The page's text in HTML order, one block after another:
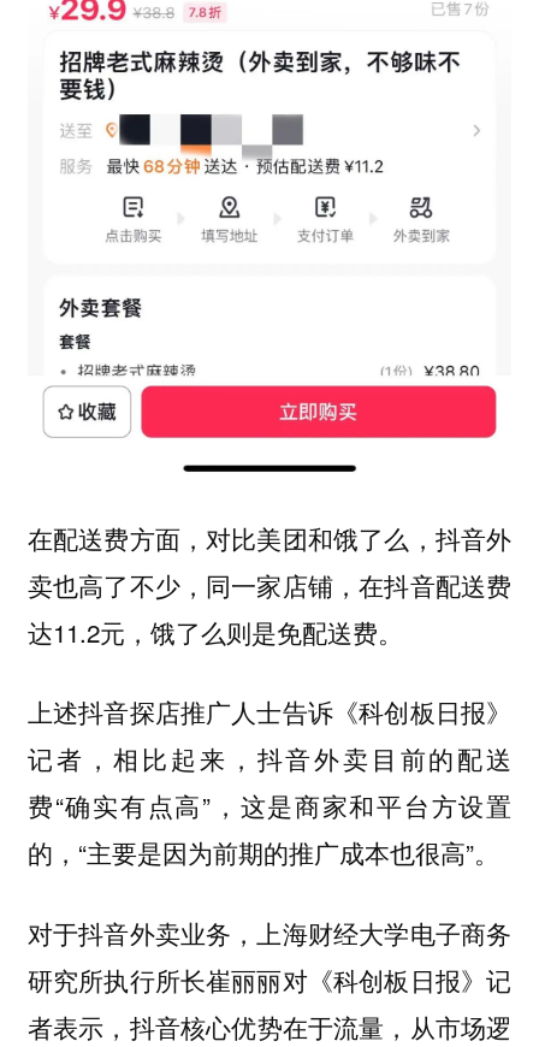
在配送费方面，对比美团和饿了么，抖音外
卖也高了不少，同一家店铺，在抖音配送费
达11.2元，饿了么则是免配送费。
上述抖音探店推广人士告诉《科创板日报》
记者，相比起来，抖音外卖目前的配送
费“确实有点高”，这是商家和平台方设置
的，“主要是因为前期的推广成本也很高”。
对于抖音外卖业务，上海财经大学电子商务
研究所执行所长崔丽丽对《科创板日报》记
者表示， 抖音核心优势在于流量，从市场逻